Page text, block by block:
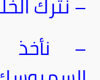
– نأخذ